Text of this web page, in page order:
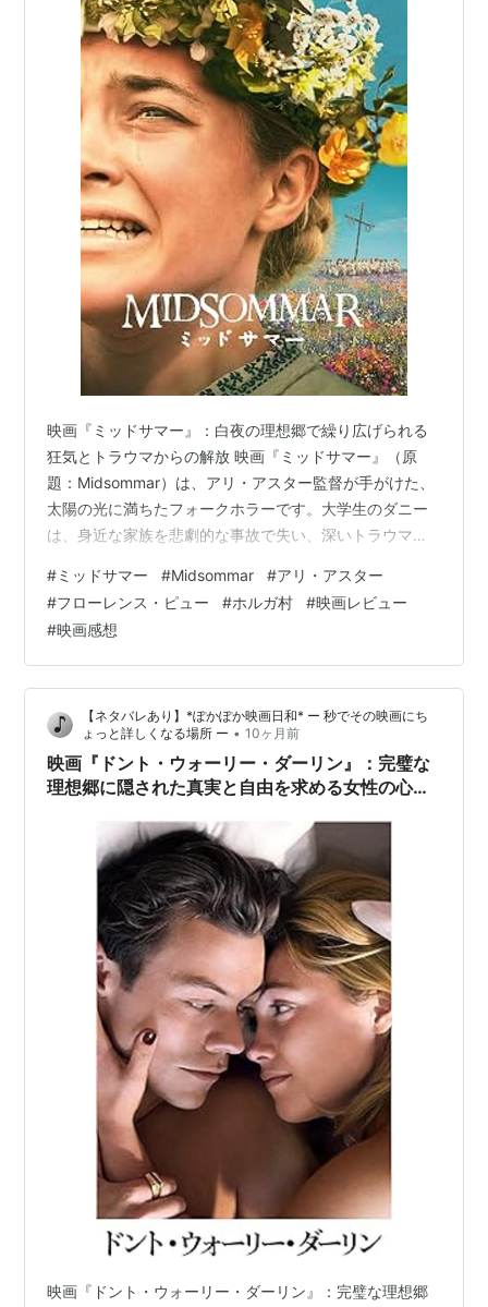
映画『ミッドサマー』：白夜の理想郷で繰り広げられる
狂気とトラウマからの解放 映画『ミッドサマー』（原
題：Midsommar）は、アリ・アスター監督が手がけた、
太陽の光に満ちたフォークホラーです。大学生のダニー
は、身近な家族を悲劇的な事故で失い、深いトラウマと
中、人類学を専攻するクリスとその友人たち、そしてス
ウェーデン出身の交換留学生ペレに誘われ、90年に一度
行われるスウェーデンの夏至祭（ミッドサマー）に参加
するため、人里離れたホルガ村を訪れます。一年中太陽
が沈まない白夜のもと、花冠を被った村人たちから温か
い歓迎を受ける一行でしたが、彼らが目にす…
#ミッドサマー #Midsommar #アリ・アスター
#フローレンス・ピュー #ホルガ村 #映画レビュー
#映画感想
【ネタバレあり】*ぽかぽか映画日和* ー 秒でその映画にち
ょっと詳しくなる場所 ー • 10ヶ月前
映画『ドント・ウォーリー・ダーリン』：完璧な
理想郷に隠された真実と自由を求める女性の心理
映画『ドント・ウォーリー・ダーリン』：完璧な理想郷